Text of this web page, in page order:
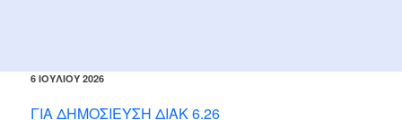
ΔΗΜΟΣΙΕΎΤΗΚΕ
6 ΙΟΥΛΊΟΥ 2026
ΓΙΑ ΔΗΜΟΣΙΕΥΣΗ ΔΙΑΚ 6.26